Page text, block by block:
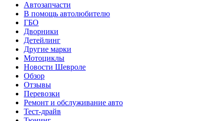
Автозапчасти
В помощь автолюбителю
ГБО
Дворники
Детейлинг
Другие марки
Мотоциклы
Новости Шевроле
Обзор
Отзывы
Перевозки
Ремонт и обслуживание авто
Тест-драйв